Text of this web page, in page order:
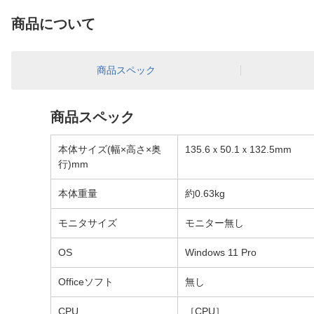
商品について
商品スペック
商品スペック
本体サイズ(幅×高さ×奥
行)mm
135.6ｘ50.1ｘ132.5mm
本体重量 約0.63kg
モニタサイズ モニター無し
OS Windows 11 Pro
Officeソフト 無し
CPU
［CPU］